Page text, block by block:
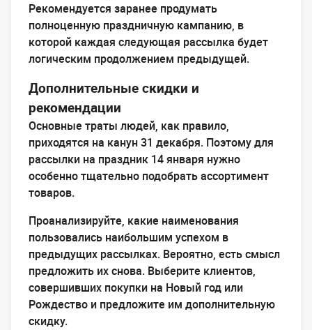
Рекомендуется заранее продумать
полноценную праздничную кампанию, в
которой каждая следующая рассылка будет
логическим продолжением предыдущей.
Дополнительные скидки и
рекомендации
Основные траты людей, как правило,
приходятся на канун 31 декабря. Поэтому для
рассылки на праздник 14 января нужно
особенно тщательно подобрать ассортимент
товаров.
Проанализируйте, какие наименования
пользовались наибольшим успехом в
предыдущих рассылках. Вероятно, есть смысл
предложить их снова. Выберите клиентов,
совершивших покупки на Новый год или
Рождество и предложите им дополнительную
скидку.